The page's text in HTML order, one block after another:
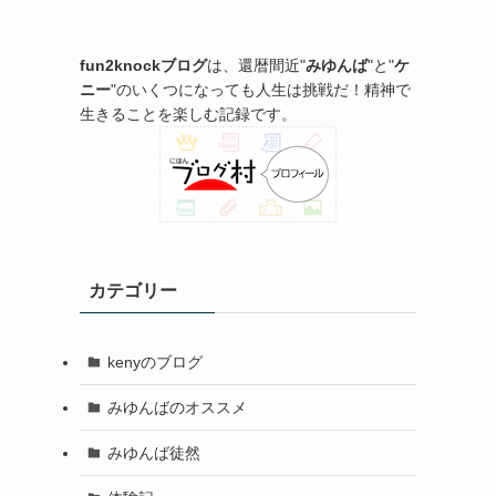
fun2knockブログは、還暦間近"みゆんば"と"ケ
ニー"のいくつになっても人生は挑戦だ！精神で
生きることを楽しむ記録です。
カテゴリー
kenyのブログ
みゆんばのオススメ
みゆんば徒然